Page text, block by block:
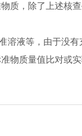
质，除了上述核
液等，由于没有
物质量值比对或